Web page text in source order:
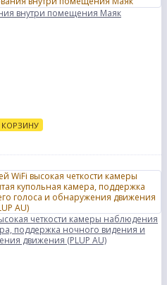
внутри помещения Маяк
КОРЗИНУ
четкости камеры наблюдения
поддержка ночного видения и
движения (PLUP AU)